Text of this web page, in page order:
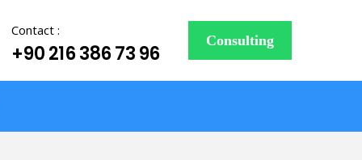
Contact :
+90 216 386 73 96
Consulting